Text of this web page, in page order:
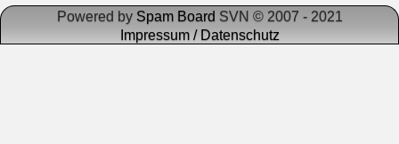
Powered by Spam Board SVN © 2007 - 2021
Impressum / Datenschutz